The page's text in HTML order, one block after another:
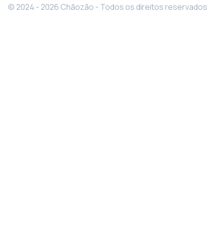
© 2024 - 2026 Chãozão - Todos os direitos reservados